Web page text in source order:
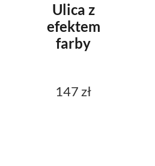
Ulica z
efektem
farby
147 zł